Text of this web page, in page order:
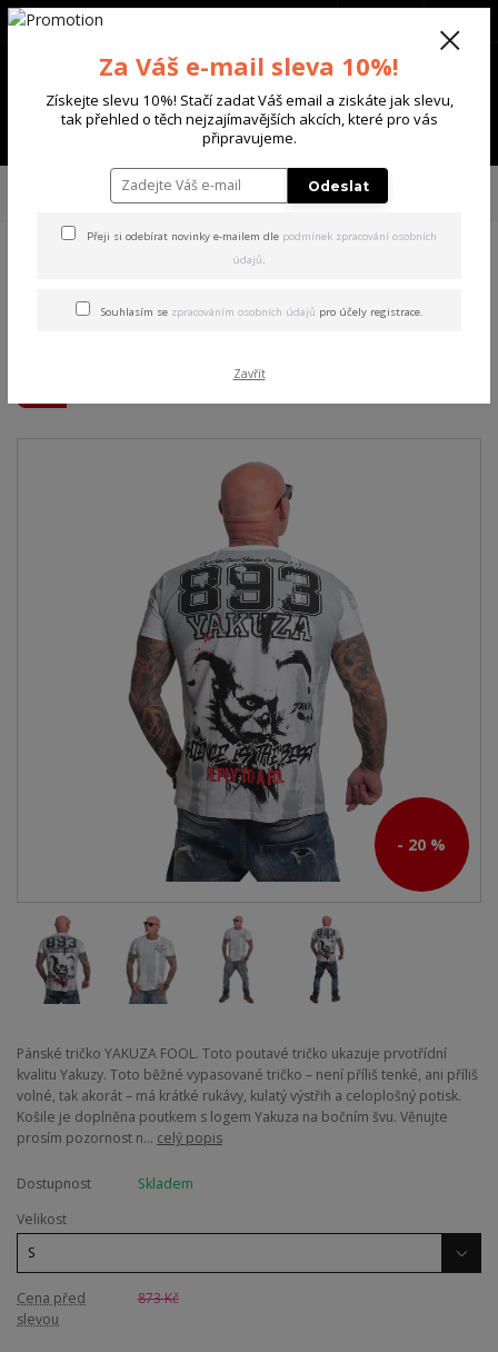
Menu
+420 702 136 620
TRIKA & TÍLKA
Yakuza pánské tričko Fool Allover
Regular T-Shirt white S
Allover Regular T-Shirt white
- 20 %
Pánské tričko YAKUZA FOOL. Toto poutavé tričko ukazuje prvotřídní
kvalitu Yakuzy. Toto běžné vypasované tričko – není příliš tenké, ani příliš
volné, tak akorát – má krátké rukávy, kulatý výstřih a celoplošný potisk.
Košile je doplněna poutkem s logem Yakuza na bočním švu. Věnujte
prosím pozornost n... celý popis
Dostupnost
Skladem
Velikost
Cena před
slevou
873 Kč
Za Váš e-mail sleva 10%!
Získejte slevu 10%! Stačí zadat Váš email a ziskáte jak slevu,
tak přehled o těch nejzajímavějších akcích, které pro vás
připravujeme.
Odeslat
Přeji si odebírat novinky e-mailem dle podmínek zpracování osobních
údajů.
Souhlasím se zpracováním osobních údajů pro účely registrace.
Zavřít